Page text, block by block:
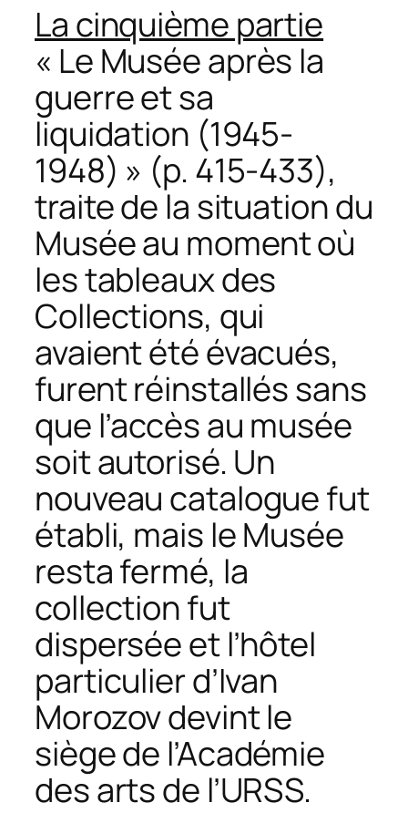
La cinquième partie
« Le Musée après la
guerre et sa
liquidation (1945-
1948) » (p. 415-433),
traite de la situation du
Musée au moment où
les tableaux des
Collections, qui
avaient été évacués,
furent réinstallés sans
que l’accès au musée
soit autorisé. Un
nouveau catalogue fut
établi, mais le Musée
resta fermé, la
collection fut
dispersée et l’hôtel
particulier d’Ivan
Morozov devint le
siège de l’Académie
des arts de l’URSS.